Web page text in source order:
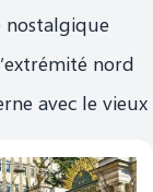
nord
avec le